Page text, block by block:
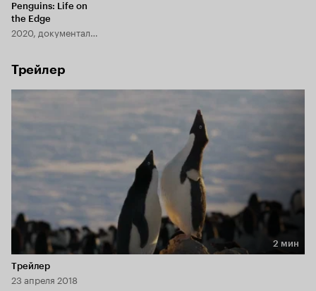
Penguins: Life on
the Edge
2020, документальный
Трейлер
Длительность 2 мин
2 мин
Трейлер
23 апреля 2018